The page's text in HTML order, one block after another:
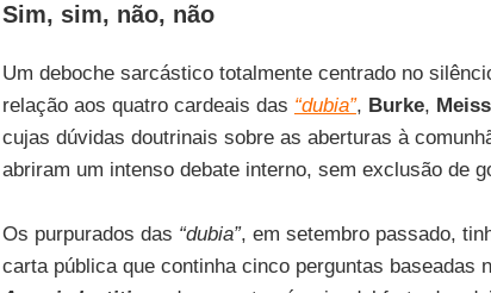
Sim, sim, não, não
Um deboche sarcástico totalmente centrado no
relação aos quatro cardeais das “dubia”, Burke,
cujas dúvidas doutrinais sobre as aberturas à
abriram um intenso debate interno, sem exclusão de
Os purpurados das “dubia”, em setembro passado,
carta pública que continha cinco perguntas baseadas